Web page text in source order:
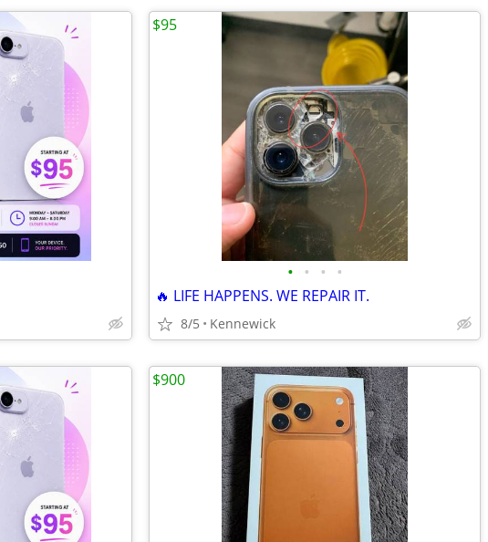
• • • •
🔥 LIFE HAPPENS. WE REPAIR IT.
8/5 Kennewick
$95
$900